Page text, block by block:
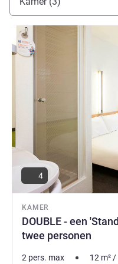
KAMER
DOUBLE - een
twee personen
Meer informatie
4
2 pers. max 12 m²/